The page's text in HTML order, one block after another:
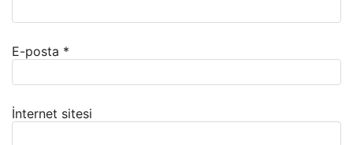
E-posta *
İnternet sitesi